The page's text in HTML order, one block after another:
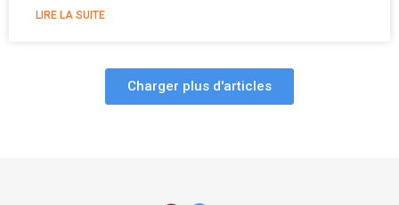
LIRE LA SUITE
Charger plus d'articles